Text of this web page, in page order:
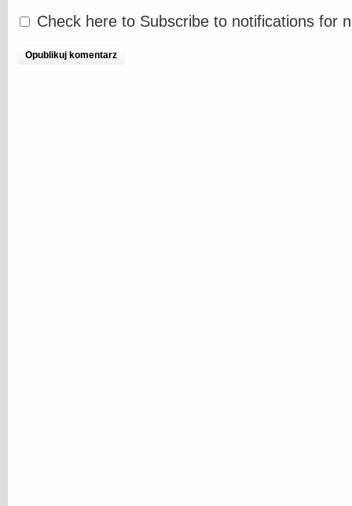
Check here to Subscribe to notifications for